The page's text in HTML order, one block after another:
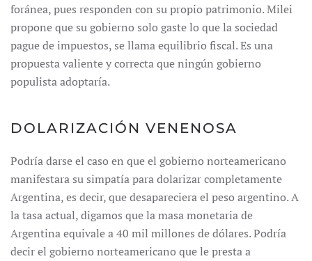
foránea, pues responden con su propio patrimonio. Milei
propone que su gobierno solo gaste lo que la sociedad
pague de impuestos, se llama equilibrio fiscal. Es una
propuesta valiente y correcta que ningún gobierno
populista adoptaría.
DOLARIZACIÓN VENENOSA
Podría darse el caso en que el gobierno norteamericano
manifestara su simpatía para dolarizar completamente
Argentina, es decir, que desapareciera el peso argentino. A
la tasa actual, digamos que la masa monetaria de
Argentina equivale a 40 mil millones de dólares. Podría
decir el gobierno norteamericano que le presta a